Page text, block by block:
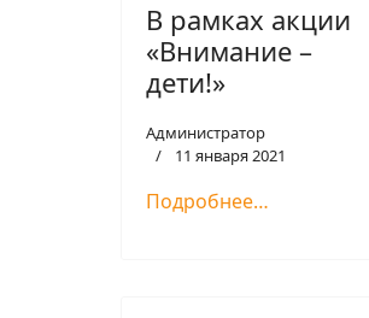
В рамках акции
«Внимание –
дети!»
Администратор
11 января 2021
Подробнее…